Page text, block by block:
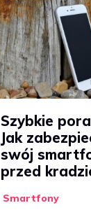
Szybkie
Jak
swój
przed
Smartfony